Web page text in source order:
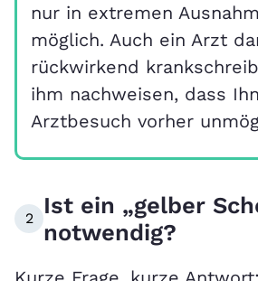
nur in extremen
möglich. Auch ein Arzt
rückwirkend
ihm nachweisen, dass
Arztbesuch vorher
2
Ist ein „gelber
notwendig?